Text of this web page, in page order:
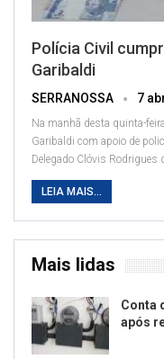
Polícia Civil
Garibaldi
SERRANOSSA 7
Na manhã desta quinta-
Garibaldi com apoio de
Delegado Clóvis Rodrigues
LEIA MAIS...
Mais lidas
Conta
após